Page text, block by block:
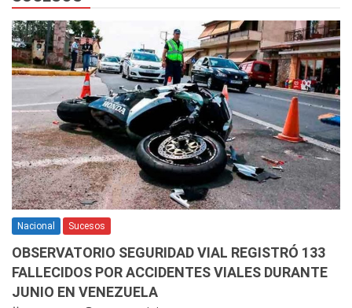
Nacional Sucesos
OBSERVATORIO SEGURIDAD VIAL REGISTRÓ 133
FALLECIDOS POR ACCIDENTES VIALES DURANTE
JUNIO EN VENEZUELA